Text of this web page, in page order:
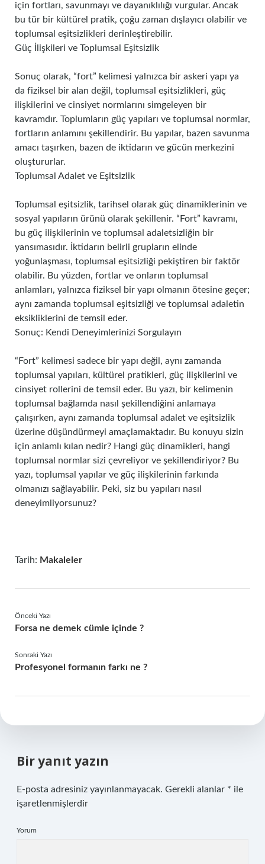
için fortları, savunmayı ve dayanıklılığı vurgular. Ancak
bu tür bir kültürel pratik, çoğu zaman dışlayıcı olabilir ve
toplumsal eşitsizlikleri derinleştirebilir.
Güç İlişkileri ve Toplumsal Eşitsizlik
Sonuç olarak, “fort” kelimesi yalnızca bir askeri yapı ya
da fiziksel bir alan değil, toplumsal eşitsizlikleri, güç
ilişkilerini ve cinsiyet normlarını simgeleyen bir
kavramdır. Toplumların güç yapıları ve toplumsal normlar,
fortların anlamını şekillendirir. Bu yapılar, bazen savunma
amacı taşırken, bazen de iktidarın ve gücün merkezini
oluştururlar.
Toplumsal Adalet ve Eşitsizlik
Toplumsal eşitsizlik, tarihsel olarak güç dinamiklerinin ve
sosyal yapıların ürünü olarak şekillenir. “Fort” kavramı,
bu güç ilişkilerinin ve toplumsal adaletsizliğin bir
yansımasıdır. İktidarın belirli grupların elinde
yoğunlaşması, toplumsal eşitsizliği pekiştiren bir faktör
olabilir. Bu yüzden, fortlar ve onların toplumsal
anlamları, yalnızca fiziksel bir yapı olmanın ötesine geçer;
aynı zamanda toplumsal eşitsizliği ve toplumsal adaletin
eksikliklerini de temsil eder.
Sonuç: Kendi Deneyimlerinizi Sorgulayın
“Fort” kelimesi sadece bir yapı değil, aynı zamanda
toplumsal yapıları, kültürel pratikleri, güç ilişkilerini ve
cinsiyet rollerini de temsil eder. Bu yazı, bir kelimenin
toplumsal bağlamda nasıl şekillendiğini anlamaya
çalışırken, aynı zamanda toplumsal adalet ve eşitsizlik
üzerine düşündürmeyi amaçlamaktadır. Bu konuyu sizin
için anlamlı kılan nedir? Hangi güç dinamikleri, hangi
toplumsal normlar sizi çevreliyor ve şekillendiriyor? Bu
yazı, toplumsal yapılar ve güç ilişkilerinin farkında
olmanızı sağlayabilir. Peki, siz bu yapıları nasıl
deneyimliyorsunuz?
Tarih: Makaleler
Önceki Yazı
Forsa ne demek cümle içinde ?
Sonraki Yazı
Profesyonel formanın farkı ne ?
Bir yanıt yazın
E-posta adresiniz yayınlanmayacak. Gerekli alanlar * ile
işaretlenmişlerdir
Yorum